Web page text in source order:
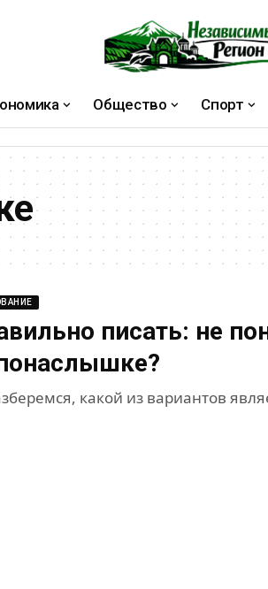
Общество Спорт
писать: не
какой из вариантов